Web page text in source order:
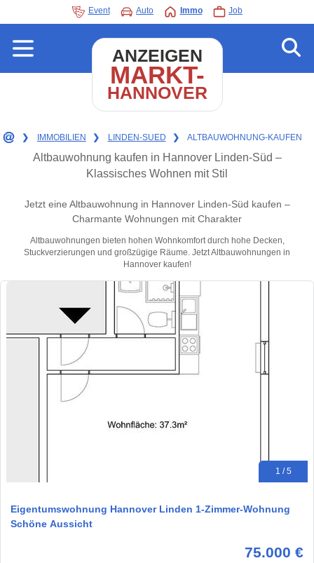
Event Auto Immo Job
ANZEIGEN
MARKT-
HANNOVER
❯ IMMOBILIEN ❯ LINDEN-SUED ❯ ALTBAUWOHNUNG-KAUFEN
Altbauwohnung kaufen in Hannover Linden-Süd –
Klassisches Wohnen mit Stil
Jetzt eine Altbauwohnung in Hannover Linden-Süd kaufen –
Charmante Wohnungen mit Charakter
Altbauwohnungen bieten hohen Wohnkomfort durch hohe Decken,
Stuckverzierungen und großzügige Räume. Jetzt Altbauwohnungen in
Hannover kaufen!
1 / 5
Eigentumswohnung Hannover Linden 1-Zimmer-Wohnung
Schöne Aussicht
75.000 €